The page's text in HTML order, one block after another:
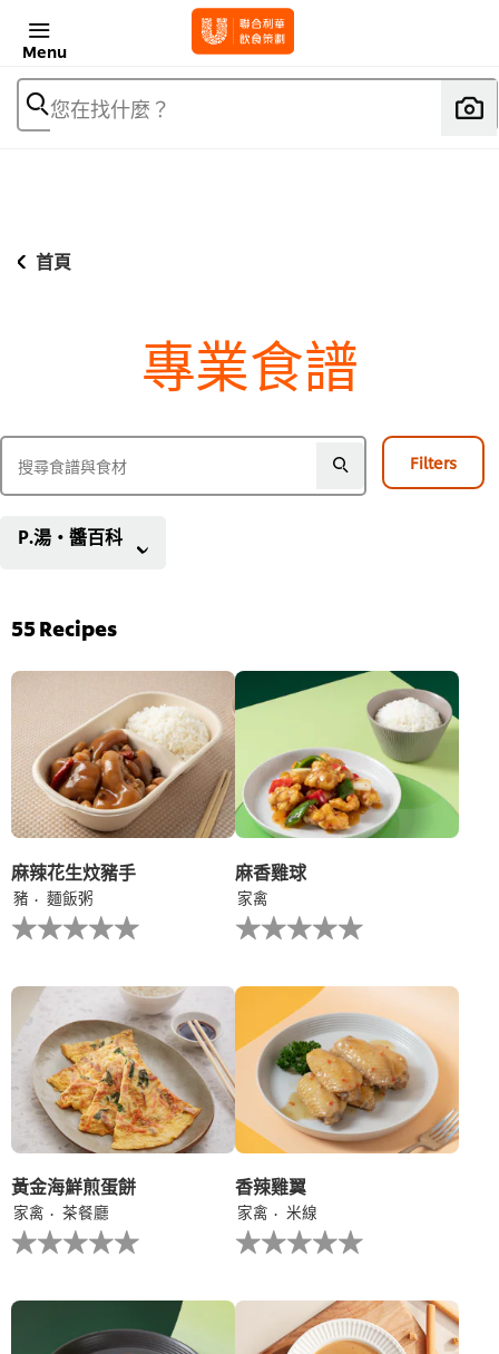
Menu
您在找什麼？
首頁
專業食譜
Filters
P.湯‧醬百科
55Recipes
麻辣花生炆豬手
豬
麵飯粥
没
有
个
recipe
提
交
评
级
麻香雞球
家禽
没
有
个
recipe
提
交
黃金海鮮煎蛋餅
家禽
茶餐廳
没
有
个
香辣雞翼
家禽
米線
没
有
个
recipe